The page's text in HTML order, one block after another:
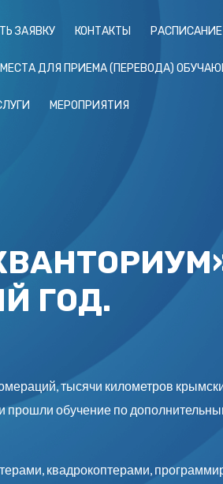
ЗАЯВКУ КОНТАКТЫ
ДЛЯ ПРИЕМА (ПЕРЕВОДА)
МЕРОПРИЯТИЯ
ГОД.
тысячи километров
прошли обучение по
квадрокоптерами,